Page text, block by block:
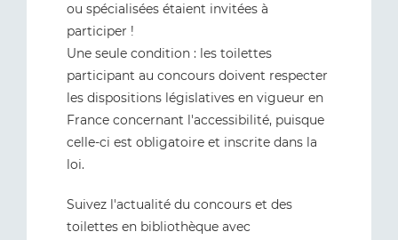
ou spécialisées étaient invitées à
participer !
Une seule condition : les toilettes
participant au concours doivent respecter
les dispositions législatives en vigueur en
France concernant l'accessibilité, puisque
celle-ci est obligatoire et inscrite dans la
loi.
Suivez l'actualité du concours et des
toilettes en bibliothèque avec